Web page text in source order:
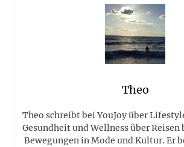
Theo
Theo schreibt bei YouJoy über
Gesundheit und Wellness über
Bewegungen in Mode und Kultur. Er